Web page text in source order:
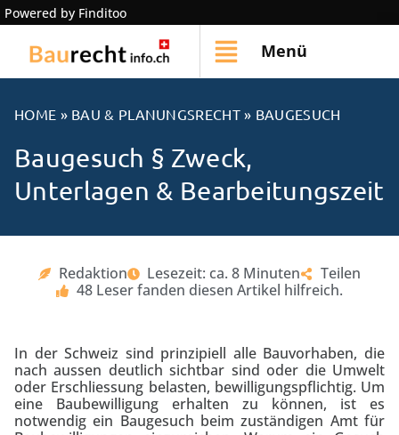
Powered by Finditoo
Menü
HOME » BAU & PLANUNGSRECHT» BAUGESUCH
Baugesuch § Zweck,
Unterlagen & Bearbeitungszeit
Redaktion Lesezeit: ca. 8 Minuten
Teilen
48 Leser fanden diesen Artikel hilfreich.
In der Schweiz sind prinzipiell alle Bauvorhaben, die
nach aussen deutlich sichtbar sind oder die Umwelt
oder Erschliessung belasten, bewilligungspflichtig. Um
eine Baubewilligung erhalten zu können, ist es
notwendig ein Baugesuch beim zuständigen Amt für